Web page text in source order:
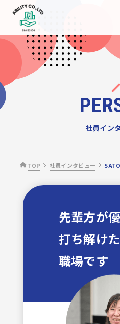
社員イン
TOP 社員インタビュー
先輩方が
打ち解け
職場です